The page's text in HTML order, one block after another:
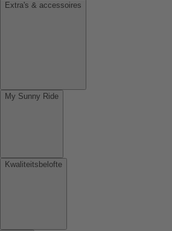
Extra's & accessoires
My Sunny Ride
Kwaliteitsbelofte